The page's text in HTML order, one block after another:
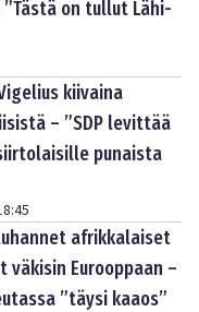
on tullut Lähi-
kiivaina
– ”SDP levittää
punaista
afrikkalaiset
väkisin Eurooppaan –
”täysi kaaos”